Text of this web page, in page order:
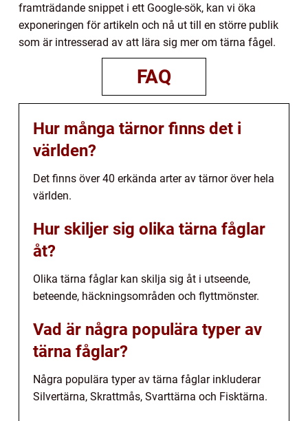
framträdande snippet i ett Google-sök, kan vi öka
exponeringen för artikeln och nå ut till en större publik
som är intresserad av att lära sig mer om tärna fågel.
FAQ
Hur många tärnor finns det i
världen?
Det finns över 40 erkända arter av tärnor över hela
världen.
Hur skiljer sig olika tärna fåglar
åt?
Olika tärna fåglar kan skilja sig åt i utseende,
beteende, häckningsområden och flyttmönster.
Vad är några populära typer av
tärna fåglar?
Några populära typer av tärna fåglar inkluderar
Silvertärna, Skrattmås, Svarttärna och Fisktärna.